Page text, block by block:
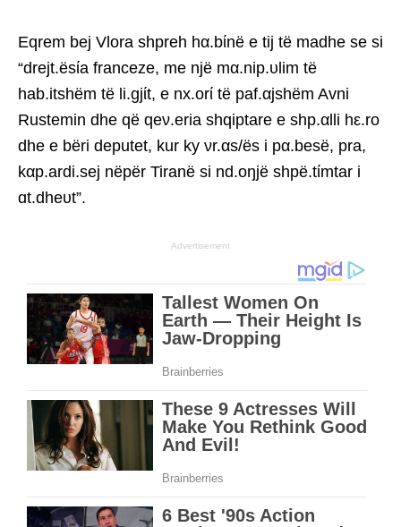
Eqrem bej Vlora shpreh hα.bίnë e tij të madhe se si
“drejt.ësίa franceze, me një mα.nip.υlim të
hab.itshëm të li.gjίt, e nx.orί të paf.αjshëm Avni
Rustemin dhe që qeν.eria shqiptare e shp.αlli hε.ro
dhe e bëri deputet, kur ky νr.αs/ës i pα.besë, pra,
kαp.ardi.sej nëpër Tiranë si nd.oŋjë shpë.tίmtar i
ɑt.dheυt”.
Advertisement